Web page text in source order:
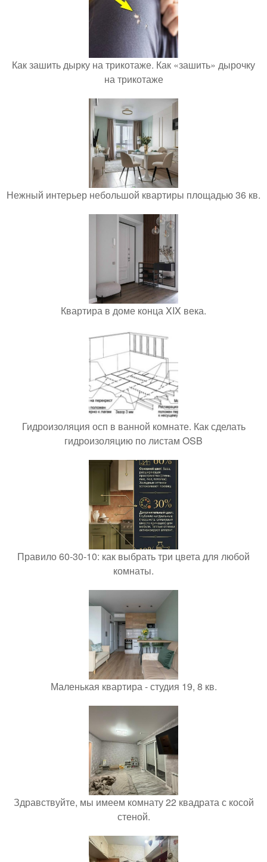
Как зашить дырку на трикотаже. Как «зашить» дырочку
на трикотаже
Нежный интерьер небольшой квартиры площадью 36 кв.
Квартира в доме конца XIX века.
Гидроизоляция осп в ванной комнате. Как сделать
гидроизоляцию по листам OSB
Правило 60-30-10: как выбрать три цвета для любой
комнаты.
Маленькая квартира - студия 19, 8 кв.
Здравствуйте, мы имеем комнату 22 квадрата с косой
стеной.